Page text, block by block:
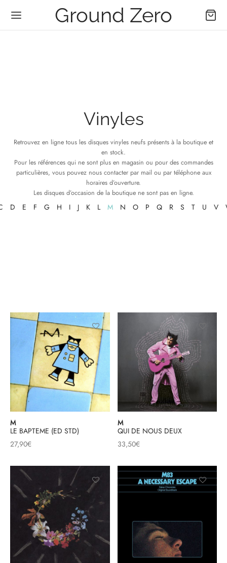
Ground Zero
Vinyles
Retrouvez en ligne tous les disques vinyles neufs présents à la boutique et
en stock.
Pour les références qui ne sont plus en magasin ou pour des commandes
particulières, vous pouvez nous contacter par mail ou par téléphone aux
horaires d’ouverture.
Les disques d’occasion de la boutique ne sont pas en ligne.
D E F G H I J K L M N O P Q R S T U V
M
LE BAPTEME (ED STD)
27,90€
M
QUI DE NOUS DEUX
33,50€